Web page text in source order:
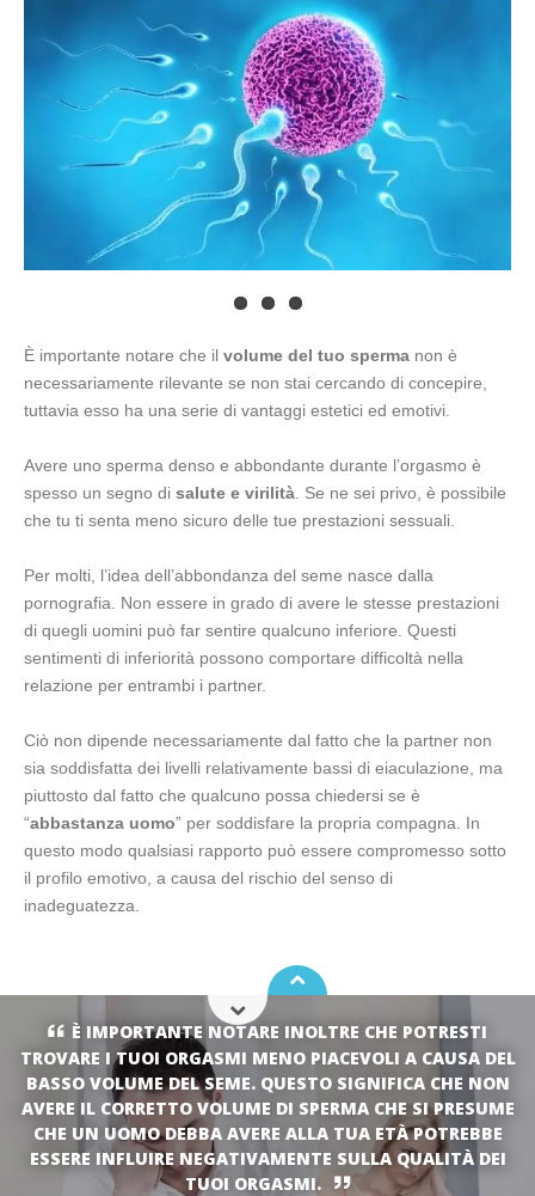
È importante notare che il volume del tuo sperma non è
necessariamente rilevante se non stai cercando di concepire,
tuttavia esso ha una serie di vantaggi estetici ed emotivi.
Avere uno sperma denso e abbondante durante l’orgasmo è
spesso un segno di salute e virilità . Se ne sei privo, è possibile
che tu ti senta meno sicuro delle tue prestazioni sessuali.
Per molti, l’idea dell’abbondanza del seme nasce dalla
pornografia. Non essere in grado di avere le stesse prestazioni
di quegli uomini può far sentire qualcuno inferiore. Questi
sentimenti di inferiorità possono comportare difficoltà nella
relazione per entrambi i partner.
Ciò non dipende necessariamente dal fatto che la partner non
sia soddisfatta dei livelli relativamente bassi di eiaculazione, ma
piuttosto dal fatto che qualcuno possa chiedersi se è
“abbastanza uomo” per soddisfare la propria compagna. In
questo modo qualsiasi rapporto può essere compromesso sotto
il profilo emotivo, a causa del rischio del senso di
inadeguatezza.
È IMPORTANTE NOTARE INOLTRE CHE POTRESTI
TROVARE I TUOI ORGASMI MENO PIACEVOLI A CAUSA DEL
BASSO VOLUME DEL SEME. QUESTO SIGNIFICA CHE NON
AVERE IL CORRETTO VOLUME DI SPERMA CHE SI PRESUME
CHE UN UOMO DEBBA AVERE ALLA TUA ETÀ POTREBBE
ESSERE INFLUIRE NEGATIVAMENTE SULLA QUALITÀ DEI
TUOI ORGASMI.